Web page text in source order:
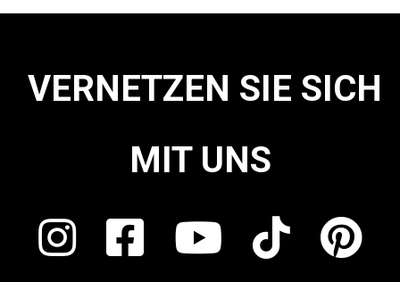
VERNETZEN SIE SICH
MIT UNS